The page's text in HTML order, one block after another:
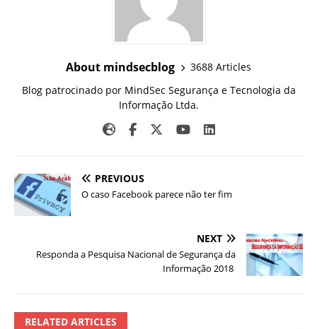
About mindsecblog
3688 Articles
Blog patrocinado por MindSec Segurança e Tecnologia da
Informação Ltda.
PREVIOUS
O caso Facebook parece não ter fim
NEXT
Responda a Pesquisa Nacional de Segurança da
Informação 2018
RELATED ARTICLES